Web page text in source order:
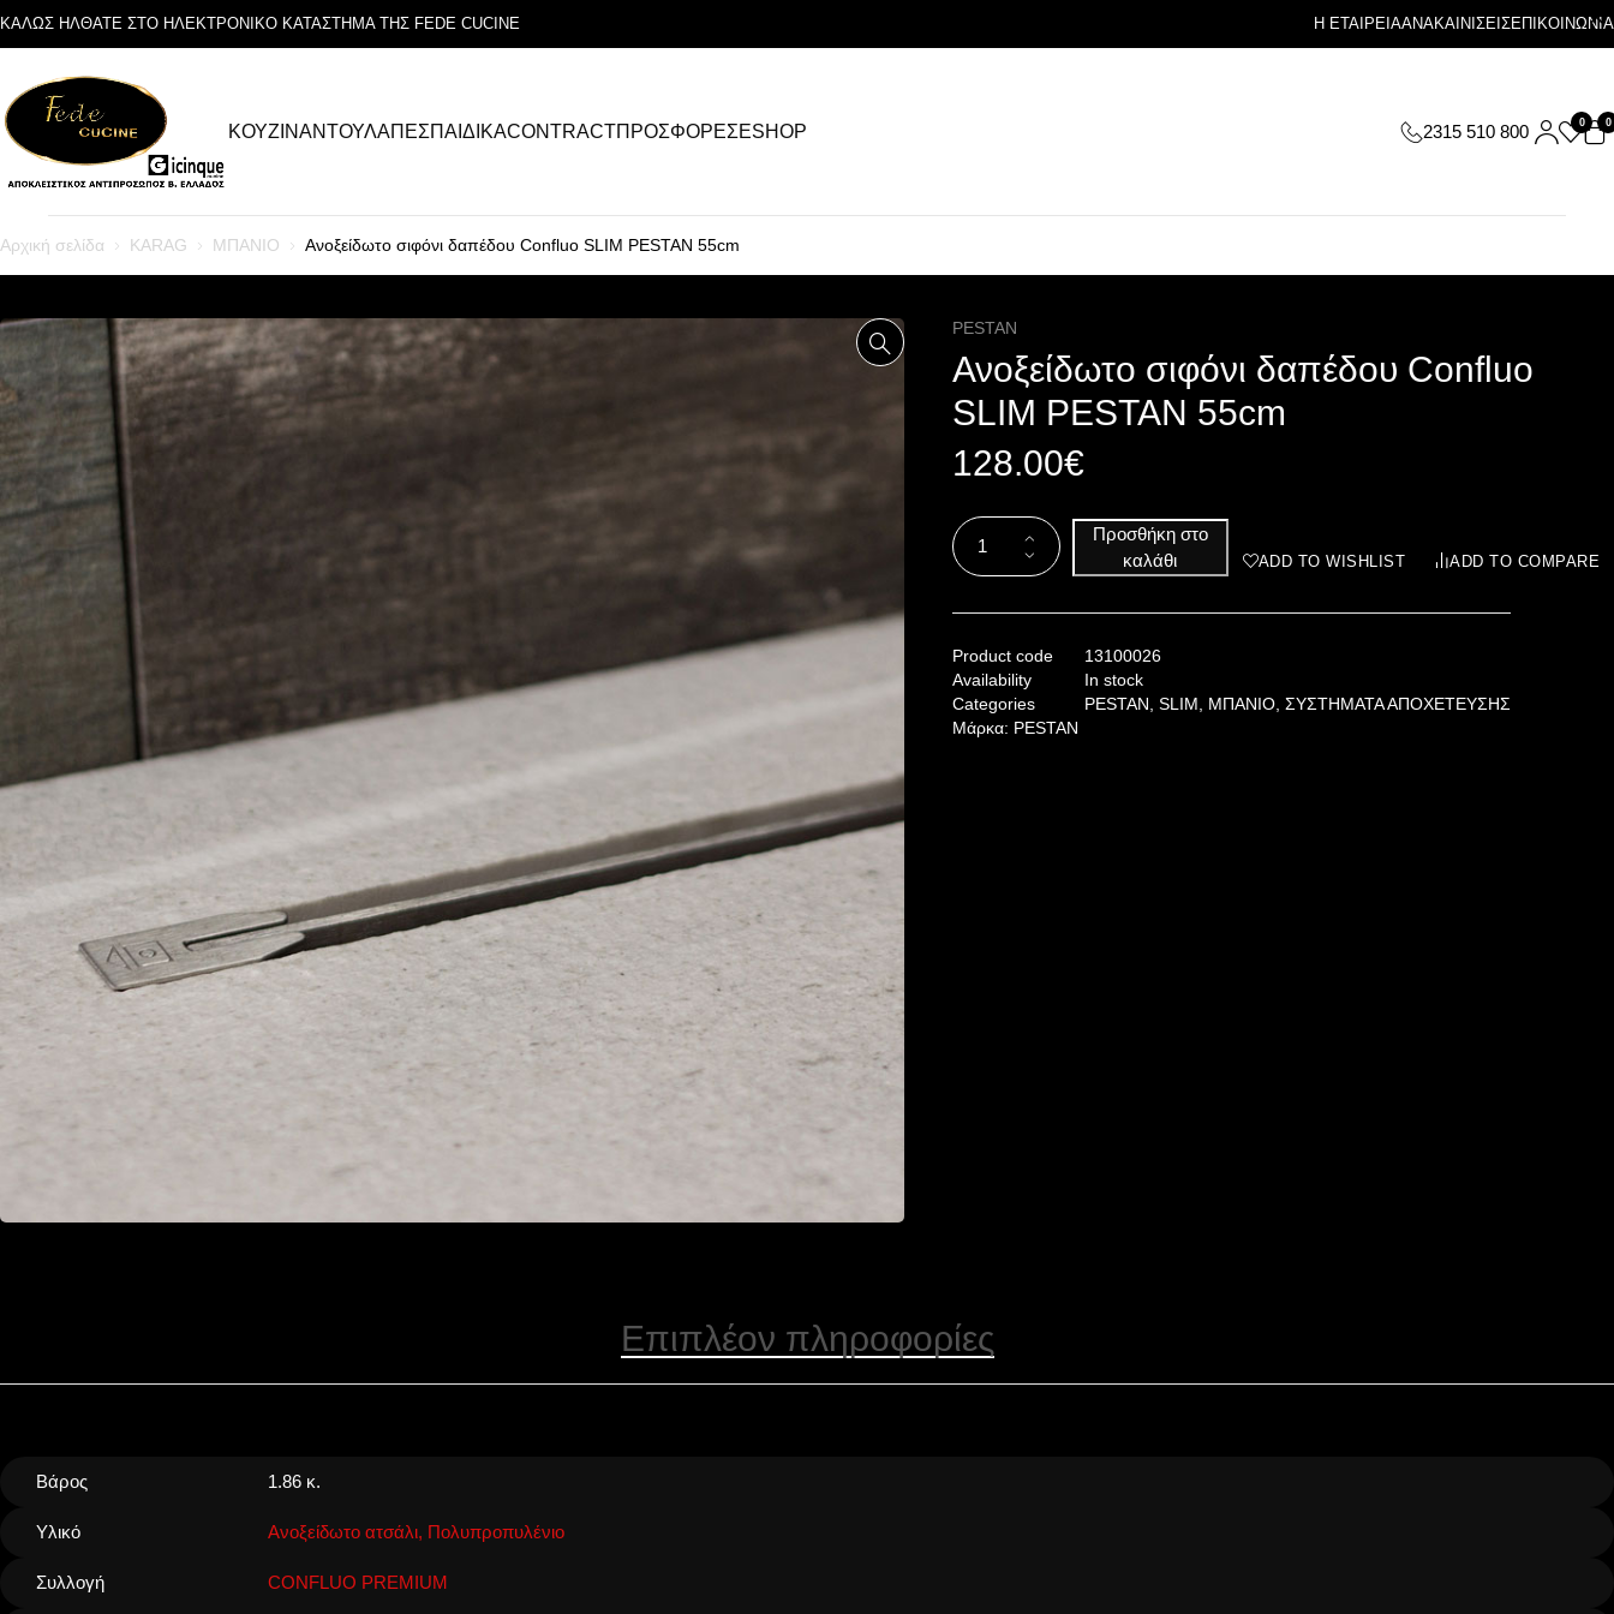
ΚΑΛΩΣ ΗΛΘΑΤΕ ΣΤΟ ΗΛΕΚΤΡΟΝΙΚΟ ΚΑΤΑΣΤΗΜΑ ΤΗΣ FEDE CUCINE Η ΕΤΑΙΡΕΙΑΑΝΑΚΑΙΝΙΣΕΙΣΕΠΙΚΟΙΝΩΝΙΑ
ΚΟΥΖΙΝΑΝΤΟΥΛΑΠΕΣΠΑΙΔΙΚΑCONTRACTΠΡΟΣΦΟΡΕΣESHOP 2315 510 800 0 0
Αρχική σελίδα KARAG ΜΠΑΝΙΟ Ανοξείδωτο σιφόνι δαπέδου Confluo SLIM PESTAN 55cm
PESTAN
Ανοξείδωτο σιφόνι δαπέδου Confluo
SLIM PESTAN 55cm
128.00€
Προσθήκη στο
καλάθι
ADD TO WISHLIST ADD TO COMPARE
Product code
13100026
Availability
In stock
Categories
PESTAN SLIM ΜΠΑΝΙΟ, ΣΥΣΤΗΜΑΤΑ ΑΠΟΧΕΤΕΥΣΗΣ
Μάρκα: PESTAN
Επιπλέον πληροφορίες
Βάρος 1.86 κ.
Υλικό Ανοξείδωτο ατσάλι, Πολυπροπυλένιο
Συλλογή CONFLUO PREMIUM